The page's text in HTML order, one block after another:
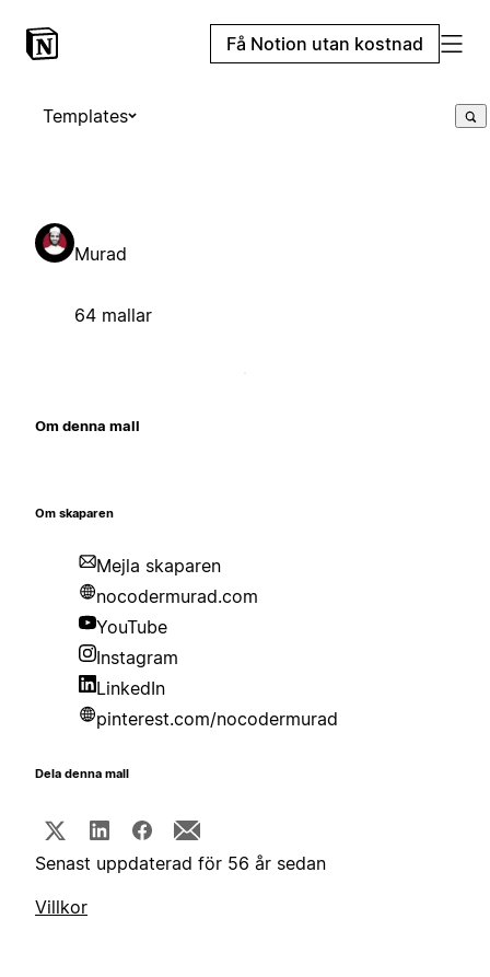
Få Notion utan kostnad
Templates
Murad
64 mallar
Om denna mall
Om skaparen
Mejla skaparen
nocodermurad.com
YouTube
Instagram
LinkedIn
pinterest.com/nocodermurad
Dela denna mall
Senast uppdaterad för 56 år sedan
Villkor